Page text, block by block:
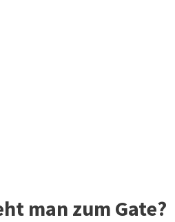
man zum Gate?